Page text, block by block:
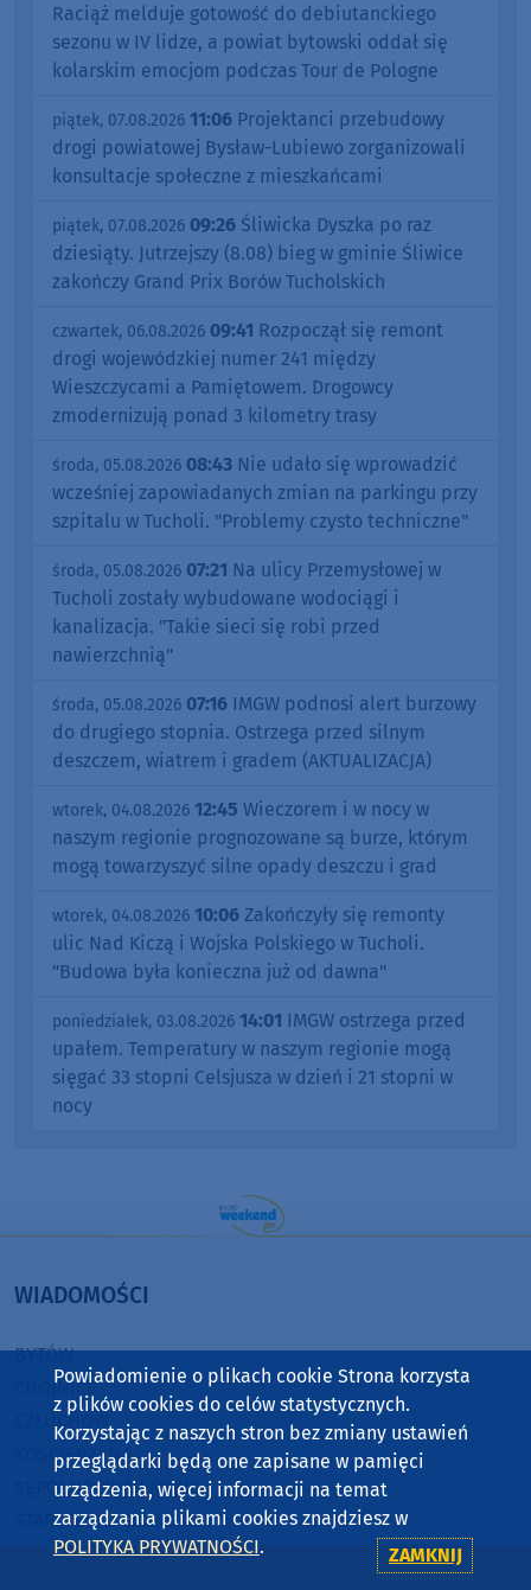
Raciąż melduje gotowość do debiutanckiego
sezonu w IV lidze, a powiat bytowski oddał się
kolarskim emocjom podczas Tour de Pologne
piątek, 07.08.2026 11:06 Projektanci przebudowy
drogi powiatowej Bysław-Lubiewo zorganizowali
konsultacje społeczne z mieszkańcami
piątek, 07.08.2026 09:26 Śliwicka Dyszka po raz
dziesiąty. Jutrzejszy (8.08) bieg w gminie Śliwice
zakończy Grand Prix Borów Tucholskich
czwartek, 06.08.2026 09:41 Rozpoczął się remont
drogi wojewódzkiej numer 241 między
Wieszczycami a Pamiętowem. Drogowcy
zmodernizują ponad 3 kilometry trasy
środa, 05.08.2026 08:43 Nie udało się wprowadzić
wcześniej zapowiadanych zmian na parkingu przy
szpitalu w Tucholi. "Problemy czysto techniczne"
środa, 05.08.2026 07:21 Na ulicy Przemysłowej w
Tucholi zostały wybudowane wodociągi i
kanalizacja. "Takie sieci się robi przed
nawierzchnią"
środa, 05.08.2026 07:16 IMGW podnosi alert burzowy
do drugiego stopnia. Ostrzega przed silnym
deszczem, wiatrem i gradem (AKTUALIZACJA)
wtorek, 04.08.2026 12:45 Wieczorem i w nocy w
naszym regionie prognozowane są burze, którym
mogą towarzyszyć silne opady deszczu i grad
wtorek, 04.08.2026 10:06 Zakończyły się remonty
ulic Nad Kiczą i Wojska Polskiego w Tucholi.
"Budowa była konieczna już od dawna"
poniedziałek, 03.08.2026 14:01 IMGW ostrzega przed
upałem. Temperatury w naszym regionie mogą
sięgać 33 stopni Celsjusza w dzień i 21 stopni w
nocy
WIADOMOŚCI
BYTÓW
CHOJNICE
CZŁUCHÓW
KOŚCIERZYNA
SĘPÓLNO KRAJEŃSKIE
STAROGARD GDAŃSKI
TUCHOLA
Powiadomienie o plikach cookie Strona korzysta
z plików cookies do celów statystycznych.
Korzystając z naszych stron bez zmiany ustawień
przeglądarki będą one zapisane w pamięci
urządzenia, więcej informacji na temat
zarządzania plikami cookies znajdziesz w
POLITYKA PRYWATNOŚCI. ZAMKNIJ